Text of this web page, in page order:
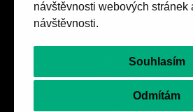
návštěvnosti webových stránek
návštěvnosti.
Souhlasím
Odmítám
Spolek přátel vydávání
657 42 Brno-
+420 775 995